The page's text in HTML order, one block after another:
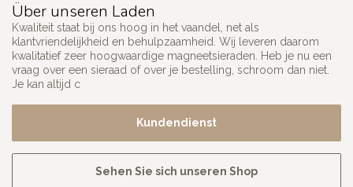
Über unseren Laden
Kwaliteit staat bij ons hoog in het vaandel, net als
klantvriendelijkheid en behulpzaamheid. Wij leveren daarom
kwalitatief zeer hoogwaardige magneetsieraden. Heb je nu een
vraag over een sieraad of over je bestelling, schroom dan niet.
Je kan altijd c
Kundendienst
Sehen Sie sich unseren Shop